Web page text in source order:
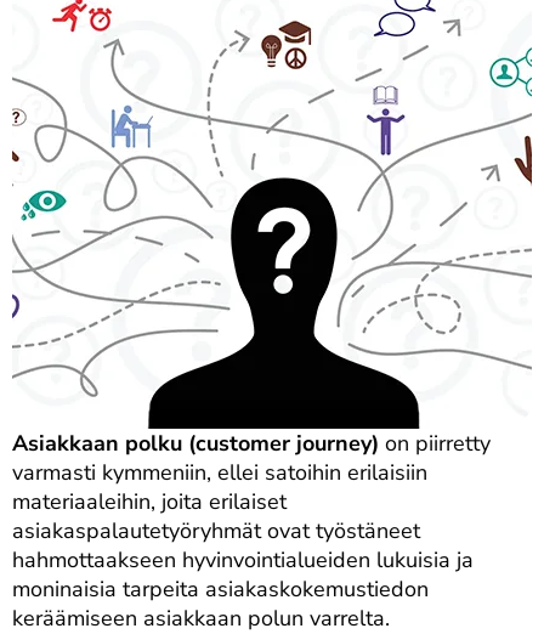
Asiakkaan polku (customer journey) on piirretty
varmasti kymmeniin, ellei satoihin erilaisiin
materiaaleihin, joita erilaiset
asiakaspalautetyöryhmät ovat työstäneet
hahmottaakseen hyvinvointialueiden lukuisia ja
moninaisia tarpeita asiakaskokemustiedon
keräämiseen asiakkaan polun varrelta.